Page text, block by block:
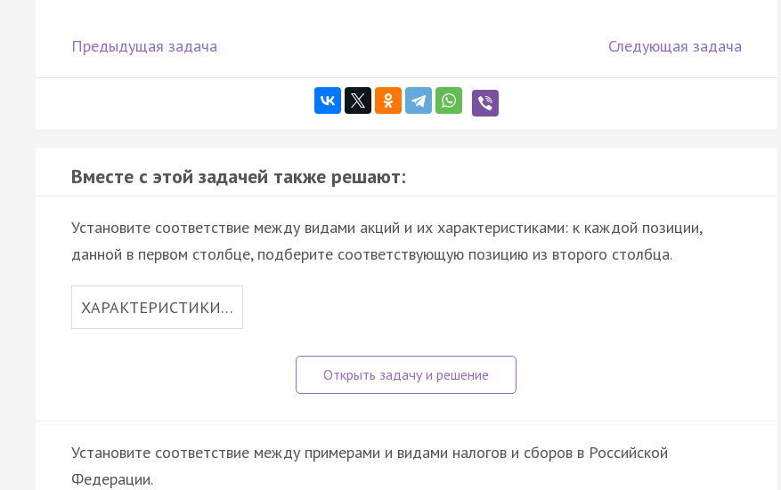
Предыдущая задача Следующая задача
Вместе с этой задачей также решают:
Установите соответствие между видами акций и их характеристиками: к каждой позиции,
данной в первом столбце, подберите соответствующую позицию из второго столбца.
ХАРАКТЕРИСТИКИ…
Установите соответствие между примерами и видами налогов и сборов в Российской
Федерации.